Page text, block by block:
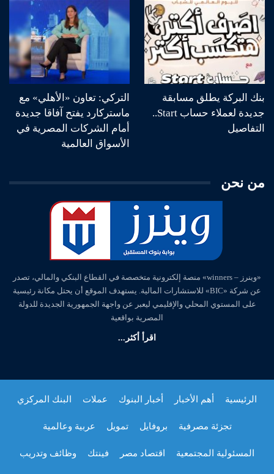
بنك البركة يطلق مسابقة
جديدة لعملاء حساب Start..
التفاصيل
التركي: تعاون «الأهلي» مع
ماستركارد يفتح آفاقا جديدة
أمام الشركات المصرية في
الأسواق العالمية
من نحن
«وينرز – winners» منصة إلكترونية متخصصة في القطاع البنكي والمالي، تصدر
عن شركة «BIC» للاستشارات المالية. يستهدف الموقع أن يحتل مكانة رئيسية
على المستوي المحلي والإقليمي ليعبر عن واجهة الجمهورية الجديدة للدولة
المصرية بواقعية
اقرأ أكثر...
الرئيسية أهم الأخبار أخبار البنوك عملات البنك المركزي
تجزئة مصرفية بروفايل تمويل عربية وعالمية
المسئولية المجتمعية اقتصاد مصر فينتك وظائف وتدريب